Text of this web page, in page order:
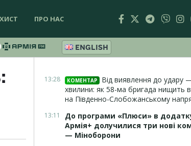
ПРО НАС
ENGLISH
13:28 КОМЕНТАР
Від виявлення до удару —
хвилини: як 58-ма бригада нищить
на Південно-Слобожанському
13:11
До програми «Плюси» в
Армія+ долучилися три нові
— Міноборони